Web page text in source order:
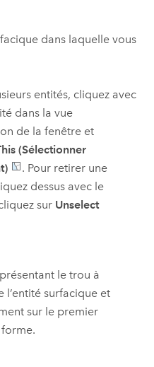
dans laquelle vous
entités, cliquez avec
dans la vue
de la fenêtre et
(Sélectionner
. Pour retirer une
dessus avec le
sur Unselect
le trou à
l’entité surfacique et
sur le premier